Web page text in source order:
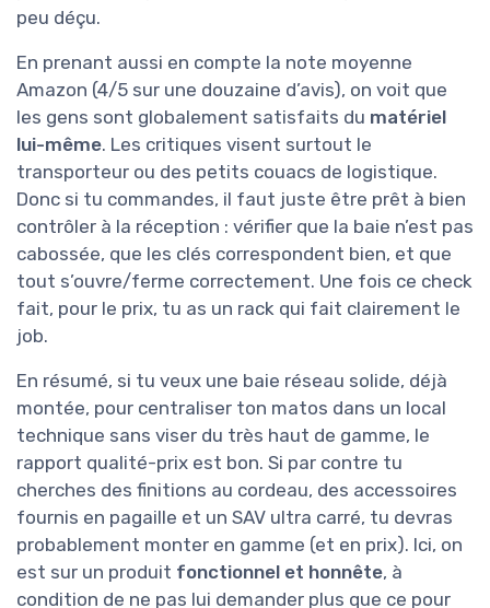
peu déçu.
En prenant aussi en compte la note moyenne
Amazon (4/5 sur une douzaine d’avis), on voit que
les gens sont globalement satisfaits du matériel
lui-même. Les critiques visent surtout le
transporteur ou des petits couacs de logistique.
Donc si tu commandes, il faut juste être prêt à bien
contrôler à la réception : vérifier que la baie n’est pas
cabossée, que les clés correspondent bien, et que
tout s’ouvre/ferme correctement. Une fois ce check
fait, pour le prix, tu as un rack qui fait clairement le
job.
En résumé, si tu veux une baie réseau solide, déjà
montée, pour centraliser ton matos dans un local
technique sans viser du très haut de gamme, le
rapport qualité-prix est bon. Si par contre tu
cherches des finitions au cordeau, des accessoires
fournis en pagaille et un SAV ultra carré, tu devras
probablement monter en gamme (et en prix). Ici, on
est sur un produit fonctionnel et honnête, à
condition de ne pas lui demander plus que ce pour